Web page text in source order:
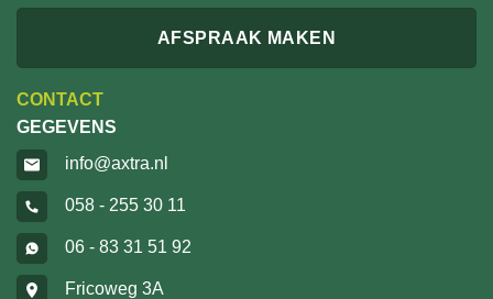
AFSPRAAK MAKEN
CONTACT
GEGEVENS
info@axtra.nl
058 - 255 30 11
06 - 83 31 51 92
Fricoweg 3A